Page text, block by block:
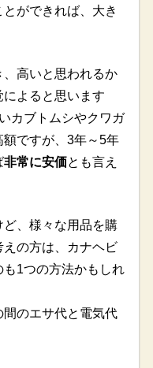
ができれば、大き
高いと思われるか
よると思います
カブトムシやクワガ
ですが、3年～5年
非常に安価とも言え
、様々な用品を購
の方は、カナヘビ
1つの方法かもしれ
のエサ代と電気代